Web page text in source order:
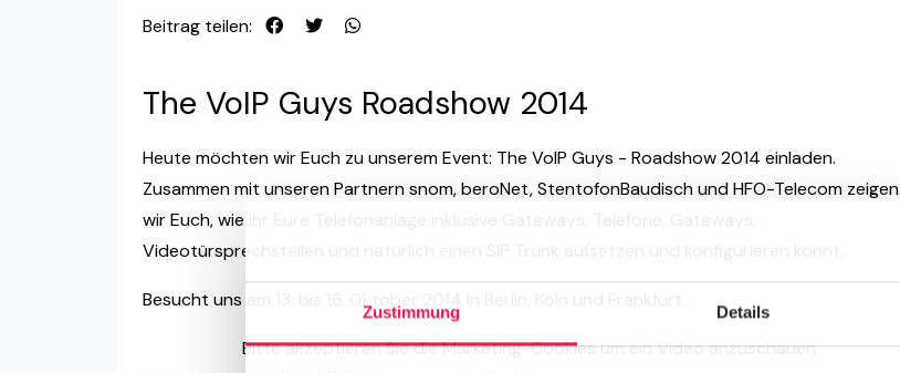
Zustimmung Details
Beitrag teilen:
The VoIP Guys Roadshow 2014
Heute möchten wir Euch zu unserem Event: The VoIP Guys - Roadshow 2014 einladen.
Zusammen mit unseren Partnern snom, beroNet, StentofonBaudisch und HFO-Telecom zeigen
wir Euch, wie Ihr Eure Telefonanlage inklusive Gateways, Telefone, Gateways,
Videotürsprechstellen und natürlich einen SIP Trunk aufsetzen und konfigurieren könnt.
Besucht uns am 13. bis 16. Oktober 2014 in Berlin, Köln und Frankfurt.
Bitte akzeptieren Sie die Marketing-Cookies um ein Video anzuschauen